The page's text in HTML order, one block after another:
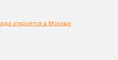
откроется в Москве